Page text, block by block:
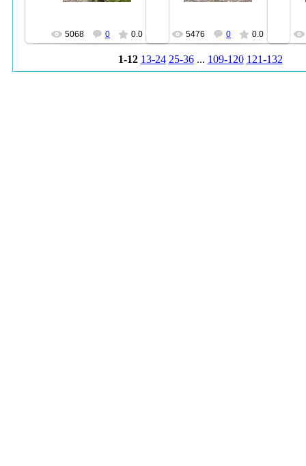
5068 0 0.0 5476 0 0.0
1-12 13-24 25-36 ... 109-120 121-132